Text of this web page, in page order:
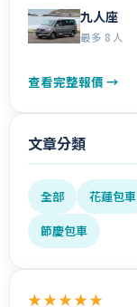
九人座
最多 8 人
查看完整報價 →
文章分類
全部 花蓮包車
節慶包車
★★★★★